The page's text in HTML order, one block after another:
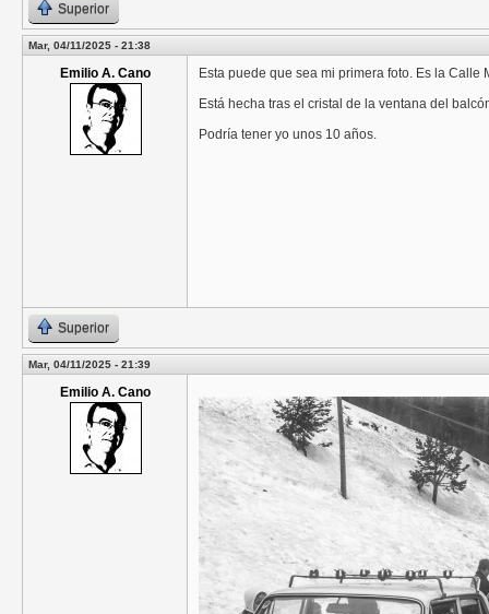
Superior
Mar, 04/11/2025 - 21:38
Emilio A. Cano
Esta puede que sea mi primera foto. Es la
Está hecha tras el cristal de la ventana del
Podría tener yo unos 10 años.
Superior
Mar, 04/11/2025 - 21:39
Emilio A. Cano